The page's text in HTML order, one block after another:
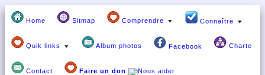
Home Sitmap Comprendre Connaître
Quik links Album photos Facebook Charte
Contact Faire un don